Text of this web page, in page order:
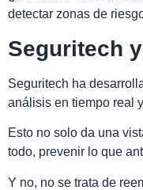
detectar zonas de
Seguritech
Seguritech ha
análisis en tiempo real
Esto no solo da una
todo, prevenir lo que
Y no, no se trata de